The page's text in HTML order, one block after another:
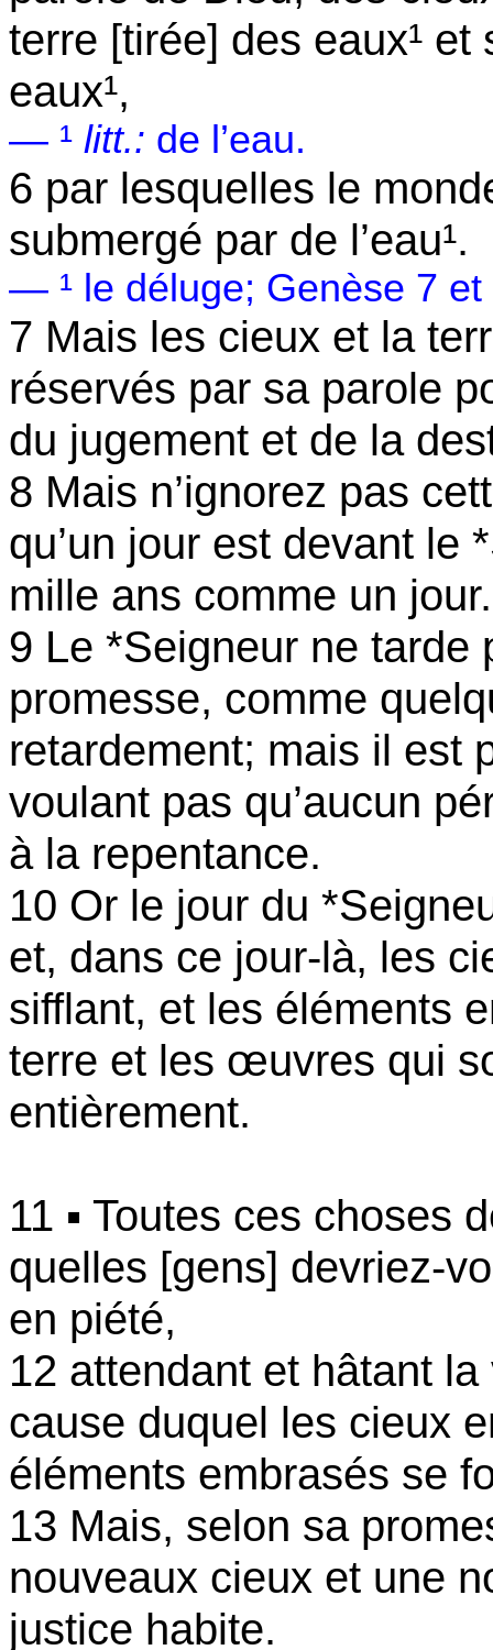
terre [tirée] des eaux¹
eaux¹,
— ¹ litt.: de l’eau.
6 par lesquelles le
submergé par de l’eau¹.
— ¹ le déluge; Genèse 7 et
7 Mais les cieux et la
réservés par sa parole
du jugement et de la
8 Mais n’ignorez pas
qu’un jour est devant le
mille ans comme un jour.
9 Le *Seigneur ne tarde
promesse, comme
retardement; mais il est
voulant pas qu’aucun
à la repentance.
10 Or le jour du
et, dans ce jour-là, les
sifflant, et les éléments
terre et les œuvres qui
entièrement.
11 ▪ Toutes ces choses
quelles [gens] devriez-
en piété,
12 attendant et hâtant
cause duquel les cieux
éléments embrasés se
13 Mais, selon sa
nouveaux cieux et une
justice habite.